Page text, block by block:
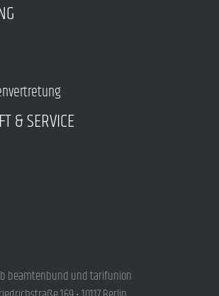
& SERVICE
beamtenbund und tarifunion